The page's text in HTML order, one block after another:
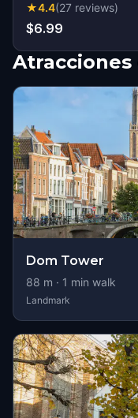
★4.4(27 reviews)
$6.99
Atracciones
Dom Tower
88 m · 1 min walk
Landmark